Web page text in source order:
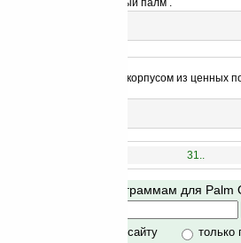
V на ПК. Леопардовый палм .
m500 на ПК. Палм с корпусом из ценных
31..
Поиск по программам для Palm
только по сайту
только